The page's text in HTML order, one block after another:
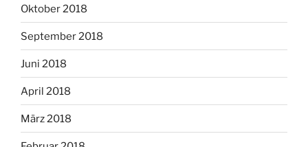
Oktober 2018
September 2018
Juni 2018
April 2018
März 2018